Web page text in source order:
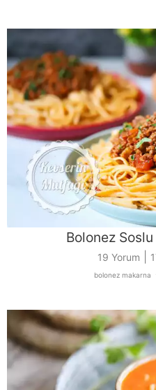
Bolonez
19 Yorum
bolonez makarna